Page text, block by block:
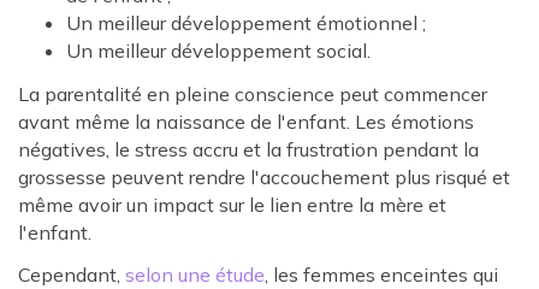
Un meilleur développement émotionnel ;
Un meilleur développement social.
La parentalité en pleine conscience peut commencer
avant même la naissance de l'enfant. Les émotions
négatives, le stress accru et la frustration pendant la
grossesse peuvent rendre l'accouchement plus risqué et
même avoir un impact sur le lien entre la mère et
l'enfant.
Cependant, selon une étude, les femmes enceintes qui